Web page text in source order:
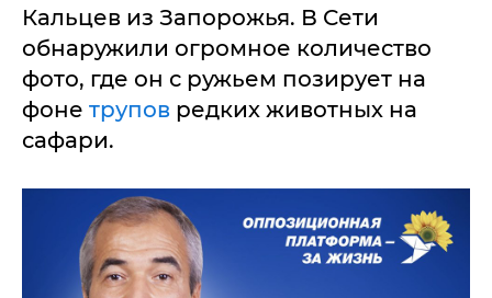
Кальцев из Запорожья. В Сети
обнаружили огромное количество
фото, где он с ружьем позирует на
фоне трупов редких животных на
сафари.